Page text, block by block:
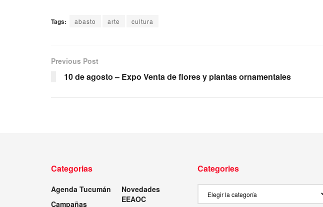
Tags: abasto arte cultura
Previous Post
10 de agosto – Expo Venta de flores y plantas ornamentales
Categorias
Agenda Tucumán
Campañas
Novedades
EEAOC
Categories